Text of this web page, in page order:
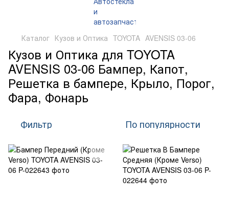
Каталог Кузов и Оптика TOYOTA AVENSIS 03-06
Кузов и Оптика для TOYOTA
AVENSIS 03-06 Бампер, Капот,
Решетка в бампере, Крыло, Порог,
Фара, Фонарь
Фильтр По популярности